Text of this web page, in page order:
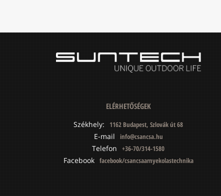
ELÉRHETŐSÉGEK
Székhely: 1162 Budapest, Szlovák út 68
E-mail info@csancsa.hu
Telefon +36-70/314-1580
Facebook facebook/csancsaarnyekolastechnika